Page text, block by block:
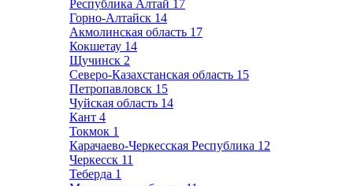
Республика Алтай 17
Горно-Алтайск 14
Акмолинская область 17
Кокшетау 14
Щучинск 2
Северо-Казахстанская область 15
Петропавловск 15
Чуйская область 14
Кант 4
Токмок 1
Карачаево-Черкесская Республика 12
Черкесск 11
Теберда 1